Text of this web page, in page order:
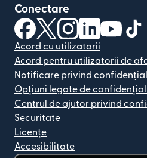
Conectare
(se deschide într-o
(se deschide într-o
(se deschide
(se (se
Acord cu utilizatorii
Acord pentru utilizatorii de
Notificare privind
Opțiuni legate de
Centrul de ajutor privind
Securitate
Licențe
Accesibilitate